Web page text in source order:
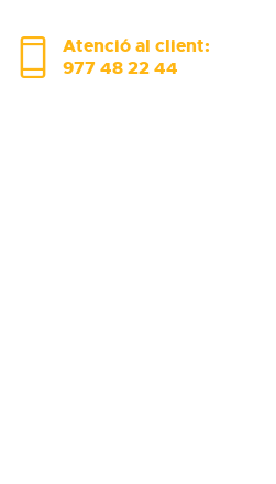
Atenció al client:
977 48 22 44